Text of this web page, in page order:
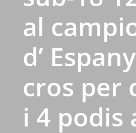
al
d’
cros per
i 4 podis